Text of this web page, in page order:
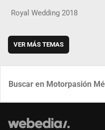
Royal Wedding 2018
VER MÁS TEMAS